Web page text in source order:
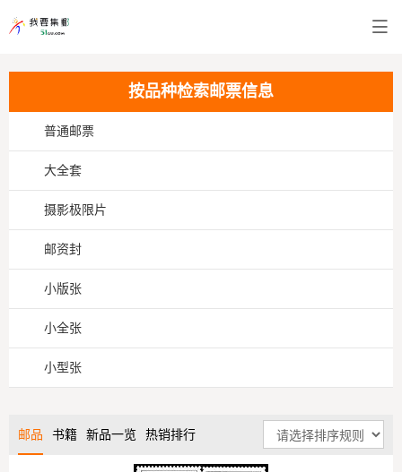
按品种检索邮票信息
普通邮票
大全套
摄影极限片
邮资封
小版张
小全张
小型张
邮品 书籍 新品一览 热销排行